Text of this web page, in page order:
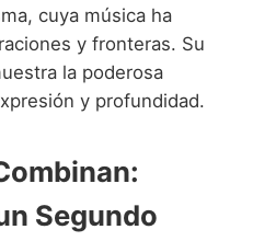
cuya música ha
y fronteras. Su
la poderosa
y profundidad.
Segundo